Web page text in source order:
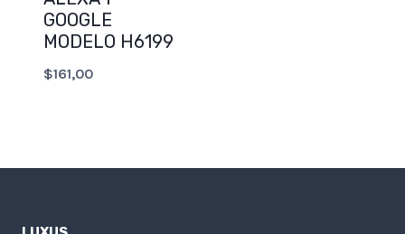
GOOGLE
MODELO H6199
$161,00